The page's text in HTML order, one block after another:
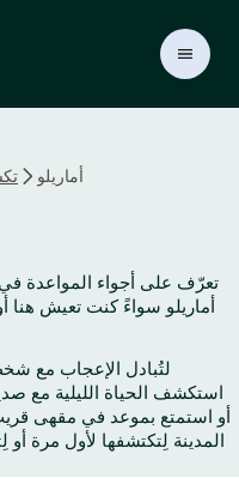
أماريلو
تعرّف على أجواء المواعدة
أماريلو سواءً كنت تعيش
استكشف الحياة الليلية مع
أو استمتع بموعد في مقهى
المدينة لِتكتشفها لأول مرة